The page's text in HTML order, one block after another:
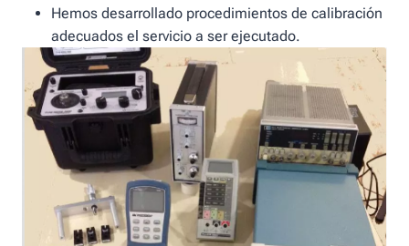
Hemos desarrollado procedimientos de calibración
adecuados el servicio a ser ejecutado.